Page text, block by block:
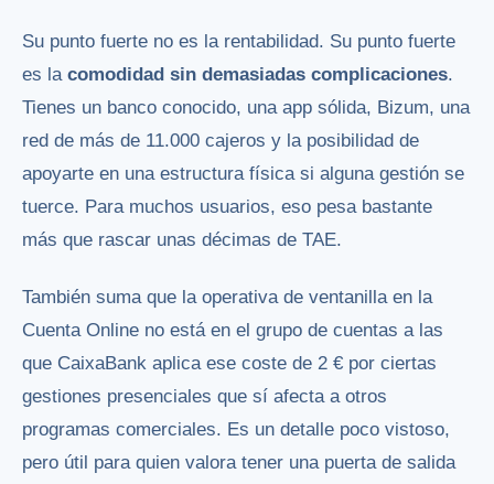
Su punto fuerte no es la rentabilidad. Su punto fuerte
es la comodidad sin demasiadas complicaciones.
Tienes un banco conocido, una app sólida, Bizum, una
red de más de 11.000 cajeros y la posibilidad de
apoyarte en una estructura física si alguna gestión se
tuerce. Para muchos usuarios, eso pesa bastante
más que rascar unas décimas de TAE.
También suma que la operativa de ventanilla en la
Cuenta Online no está en el grupo de cuentas a las
que CaixaBank aplica ese coste de 2 € por ciertas
gestiones presenciales que sí afecta a otros
programas comerciales. Es un detalle poco vistoso,
pero útil para quien valora tener una puerta de salida